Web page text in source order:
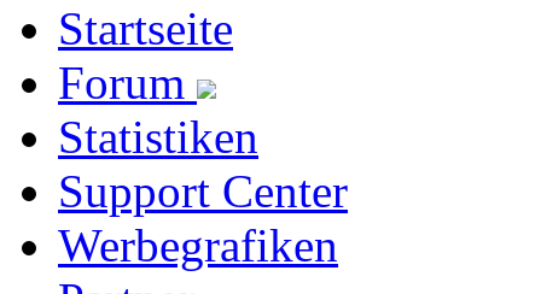
Startseite
Forum
Statistiken
Support Center
Werbegrafiken